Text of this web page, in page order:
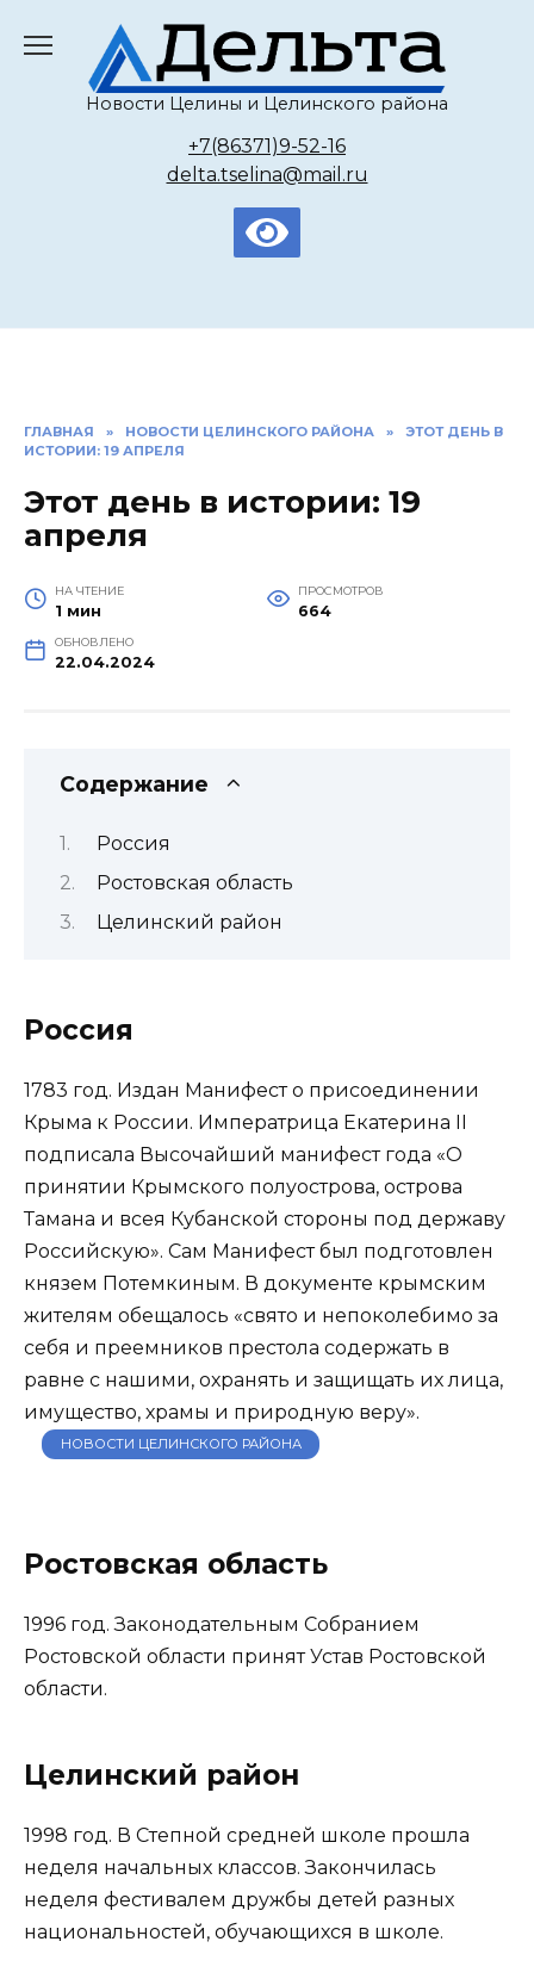
содержанию
Новости Целины и Целинского района
+7(86371)9-52-16
delta.tselina@mail.ru
ГЛАВНАЯ » НОВОСТИ ЦЕЛИНСКОГО РАЙОНА »
ЭТОТ ДЕНЬ В
ИСТОРИИ: 19 АПРЕЛЯ
Этот день в истории: 19
апреля
НА ЧТЕНИЕ
1 мин
ПРОСМОТРОВ
664
ОБНОВЛЕНО
22.04.2024
Содержание
Россия
Ростовская область
Целинский район
Россия
1783 год. Издан Манифест о присоединении
Крыма к России. Императрица Екатерина II
подписала Высочайший манифест года «О
принятии Крымского полуострова, острова
Тамана и всея Кубанской стороны под державу
Российскую». Сам Манифест был подготовлен
князем Потемкиным. В документе крымским
жителям обещалось «свято и непоколебимо за
себя и преемников престола содержать в
равне с нашими, охранять и защищать их лица,
имущество, храмы и природную веру».
НОВОСТИ ЦЕЛИНСКОГО РАЙОНА
Ростовская область
1996 год. Законодательным Собранием
Ростовской области принят Устав Ростовской
области.
Целинский район
1998 год. В Степной средней школе прошла
неделя начальных классов. Закончилась
неделя фестивалем дружбы детей разных
национальностей, обучающихся в школе.